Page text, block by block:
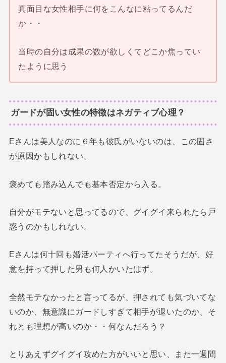
真面目な女性相手に何をこんなに粘ってるんだ
か・・
当時の自分は成果の数が欲しくてどこか焦ってい
たように思う
ガードが固い女性の特徴はネガティブ心理？
Eさんは美人なのに６年も彼氏がいないのは、この固さ
が原因かもしれない。
褒めても踏み込んでも基本否定から入る。
自分がモテないと思ってるので、グイグイ来られたら戸
惑うのかもしれない。
Eさんは何十回も婚活パーティへ行ってたそうだが、好
意を持って押した男も何人かいたはず。
全然モテなかったと言ってるが、押されても気づいてな
いのか、無意識にガードしすぎて相手が退いたのか、そ
れとも理想が高いのか・・何なんだろう？
とりあえずグイグイ攻めた方がいいと思い、また一週間